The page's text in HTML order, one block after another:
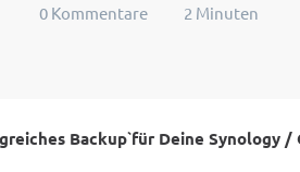
0 Kommentare 2 Minuten
Backup`für Deine Synology /